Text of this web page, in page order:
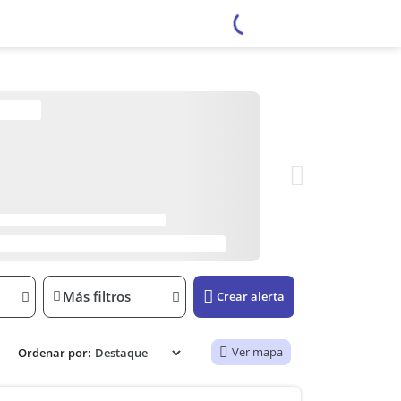
Más filtros Crear alerta
Ordenar por: Ver mapa